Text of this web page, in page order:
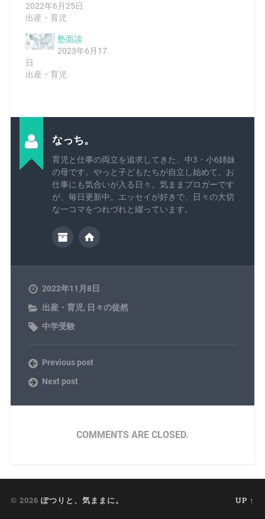
2022年6月25日
出産・育児
塾面談
2023年6月17
日
出産・育児
なっち。
育児と仕事の両立を追求してきた、中3・小6姉妹
の母です。やっと子どもたちが自立し始めて、お
仕事にも気合いが入る日々。気ままブロガーです
が、毎日更新中。エッセイが好きで、日々の大切
な一コマをつれづれと綴っています。
2022年11月8日
出産・育児, 日々の徒然
中学受験
Previous post
Next post
COMMENTS ARE CLOSED.
© 2026 ぽつりと、気ままに。 UP ↑